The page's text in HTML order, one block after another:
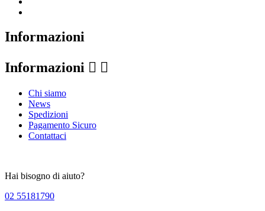
Informazioni
Informazioni  
Chi siamo
News
Spedizioni
Pagamento Sicuro
Contattaci
Hai bisogno di aiuto?
02 55181790